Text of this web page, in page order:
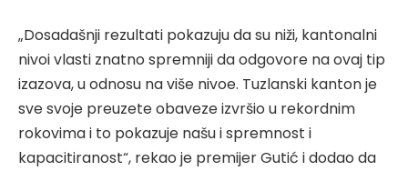
„Dosadašnji rezultati pokazuju da su niži, kantonalni
nivoi vlasti znatno spremniji da odgovore na ovaj tip
izazova, u odnosu na više nivoe. Tuzlanski kanton je
sve svoje preuzete obaveze izvršio u rekordnim
rokovima i to pokazuje našu i spremnost i
kapacitiranost“, rekao je premijer Gutić i dodao da